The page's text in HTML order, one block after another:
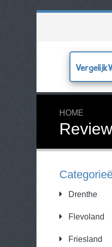
HOME
Drenthe
Flevoland
Friesland